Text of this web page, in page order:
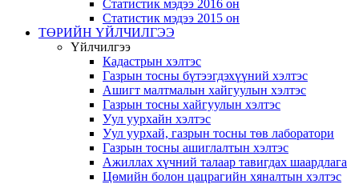
Статистик мэдээ 2016 он
Статистик мэдээ 2015 он
ТӨРИЙН ҮЙЛЧИЛГЭЭ
Үйлчилгээ
Кадастрын хэлтэс
Газрын тосны бүтээгдэхүүний хэлтэс
Ашигт малтмалын хайгуулын хэлтэс
Газрын тосны хайгуулын хэлтэс
Уул уурхайн хэлтэс
Уул уурхай, газрын тосны төв лаборатори
Газрын тосны ашиглалтын хэлтэс
Ажиллах хүчний талаар тавигдах шаардлага
Цөмийн болон цацрагийн хяналтын хэлтэс